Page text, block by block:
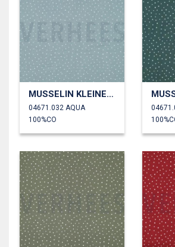
MUSSELIN KLEINE PUNKTE
04671.032 AQUA
100%CO